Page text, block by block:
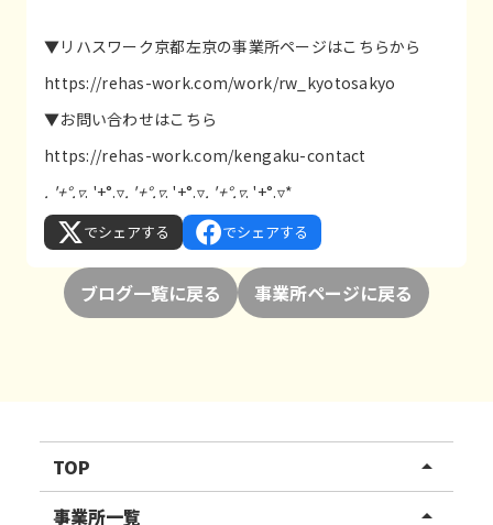
▼リハスワーク京都左京の事業所ページはこちらから
https://rehas-work.com/work/rw_kyotosakyo
▼お問い合わせはこちら
https://rehas-work.com/kengaku-contact
. '+°.▿. '+°.▿. '+°.▿. '+°.▿. '+°.▿. '+°.▿*
でシェアする でシェアする
ブログ一覧に戻る 事業所ページに戻る
TOP arrow_drop_up
リハスワーク
事業所一覧 arrow_drop_up